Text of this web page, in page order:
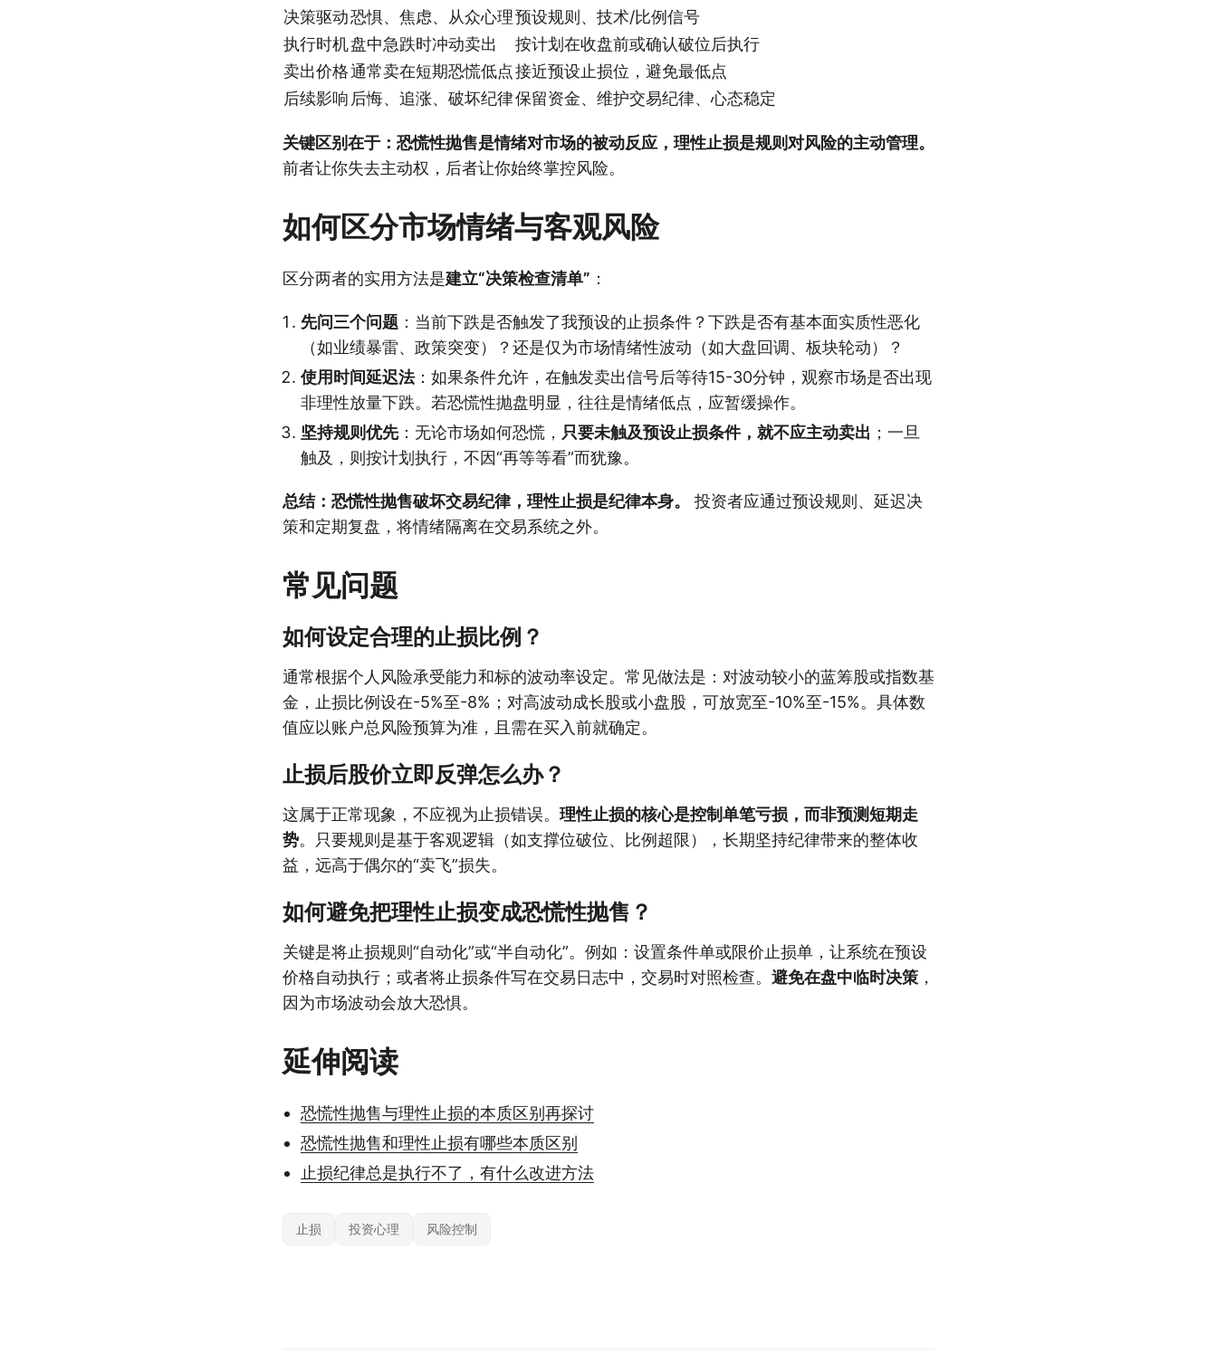
决策驱动恐惧、焦虑、从众心理预设规则、技术/比例信号
执行时机盘中急跌时冲动卖出
按计划在收盘前或确认破位后执行
卖出价格通常卖在短期恐慌低点接近预设止损位，避免最低点
后续影响 后悔、追涨、破坏纪律保留资金、维护交易纪律、心态稳定
关键区别在于：恐慌性抛售是情绪对市场的被动反应，理性止损是规则对风险的主动管理。
前者让你失去主动权，后者让你始终掌控风险。
如何区分市场情绪与客观风险
区分两者的实用方法是建立“决策检查清单” ：
先问三个问题 ：当前下跌是否触发了我预设的止损条件？下跌是否有基本面实质性恶化
（如业绩暴雷、政策突变）？还是仅为市场情绪性波动（如大盘回调、板块轮动）？
使用时间延迟法：如果条件允许，在触发卖出信号后等待15-30分钟，观察市场是否出现
非理性放量下跌。若恐慌性抛盘明显，往往是情绪低点，应暂缓操作。
坚持规则优先：无论市场如何恐慌， 只要未触及预设止损条件，就不应主动卖出 ；一旦
触及，则按计划执行，不因“再等等看”而犹豫。
总结：恐慌性抛售破坏交易纪律，理性止损是纪律本身。
投资者应通过预设规则、延迟决
策和定期复盘，将情绪隔离在交易系统之外。
常见问题
如何设定合理的止损比例？
通常根据个人风险承受能力和标的波动率设定。常见做法是：对波动较小的蓝筹股或指数基
金，止损比例设在-5%至-8%；对高波动成长股或小盘股，可放宽至-10%至-15%。具体数
值应以账户总风险预算为准，且需在买入前就确定。
止损后股价立即反弹怎么办？
这属于正常现象，不应视为止损错误。 理性止损的核心是控制单笔亏损，而非预测短期走
势。只要规则是基于客观逻辑（如支撑位破位、比例超限），长期坚持纪律带来的整体收
益，远高于偶尔的“卖飞”损失。
如何避免把理性止损变成恐慌性抛售？
关键是将止损规则“自动化”或“半自动化”。例如：设置条件单或限价止损单，让系统在预设
价格自动执行；或者将止损条件写在交易日志中，交易时对照检查。 避免在盘中临时决策 ，
因为市场波动会放大恐惧。
延伸阅读
恐慌性抛售与理性止损的本质区别再探讨
恐慌性抛售和理性止损有哪些本质区别
止损纪律总是执行不了，有什么改进方法
止损 投资心理 风险控制